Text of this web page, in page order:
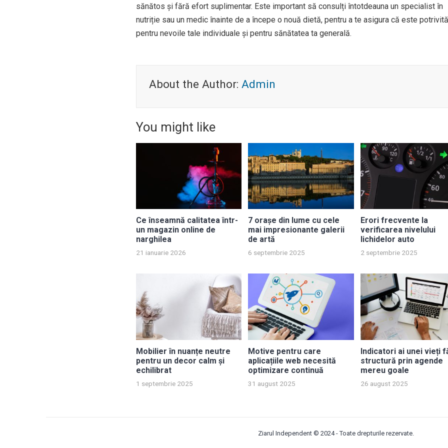
sănătos și fără efort suplimentar. Este important să consulți întotdeauna un specialist în
nutriție sau un medic înainte de a începe o nouă dietă, pentru a te asigura că este potrivită
pentru nevoile tale individuale și pentru sănătatea ta generală.
About the Author: Admin
You might like
Ce înseamnă calitatea într-
un magazin online de
narghilea
21 ianuarie 2026
7 orașe din lume cu cele
mai impresionante galerii
de artă
6 septembrie 2025
Erori frecvente la
verificarea nivelului
lichidelor auto
2 septembrie 2025
Mobilier în nuanțe neutre
pentru un decor calm și
echilibrat
1 septembrie 2025
Motive pentru care
aplicațiile web necesită
optimizare continuă
31 august 2025
Indicatori ai unei vieți
structură prin agende
mereu goale
26 august 2025
Ziarul Independent © 2024 - Toate drepturile rezervate.